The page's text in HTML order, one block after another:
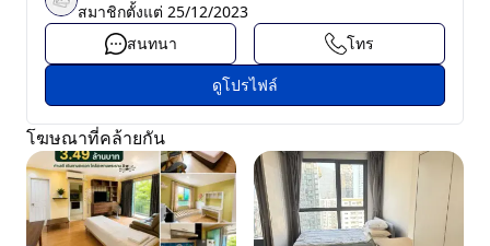
สมาชิกตั้งแต่ 25/12/2023
สนทนา
โทร
ดูโปรไฟล์
โฆษณาที่คล้ายกัน